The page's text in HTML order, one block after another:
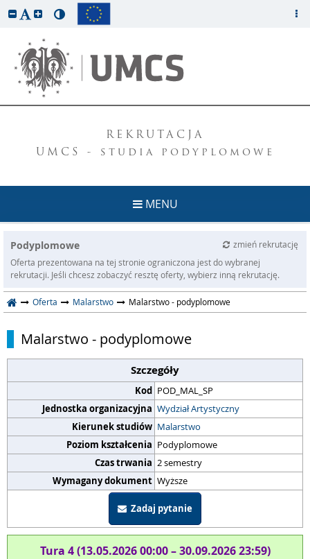
REKRUTACJA
UMCS - studia podyplomowe
MENU
Podyplomowe
zmień rekrutację
Oferta prezentowana na tej stronie ograniczona jest do wybranej
rekrutacji. Jeśli chcesz zobaczyć resztę oferty, wybierz inną rekrutację.
Oferta Malarstwo Malarstwo - podyplomowe
Malarstwo - podyplomowe
Szczegóły
Kod POD_MAL_SP
Jednostka organizacyjna Wydział Artystyczny
Kierunek studiów Malarstwo
Poziom kształcenia Podyplomowe
Czas trwania 2 semestry
Wymagany dokument Wyższe
Zadaj pytanie
Tura 4 (13.05.2026 00:00 – 30.09.2026 23:59)